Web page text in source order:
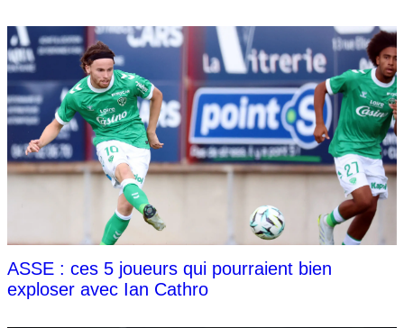
ASSE : ces 5 joueurs qui pourraient bien
exploser avec Ian Cathro